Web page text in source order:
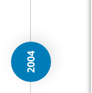
2004